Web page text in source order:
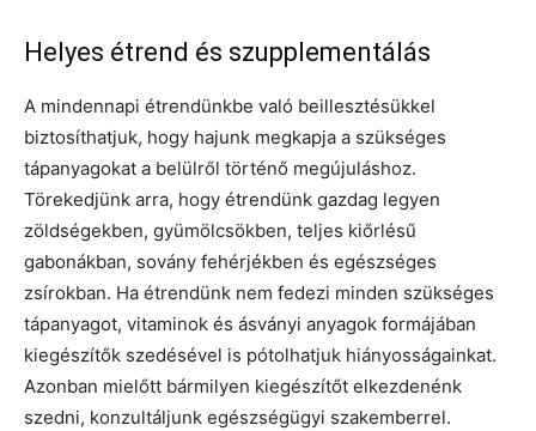
Helyes étrend és szupplementálás
A mindennapi étrendünkbe való beillesztésükkel
biztosíthatjuk, hogy hajunk megkapja a szükséges
tápanyagokat a belülről történő megújuláshoz.
Törekedjünk arra, hogy étrendünk gazdag legyen
zöldségekben, gyümölcsökben, teljes kiőrlésű
gabonákban, sovány fehérjékben és egészséges
zsírokban. Ha étrendünk nem fedezi minden szükséges
tápanyagot, vitaminok és ásványi anyagok formájában
kiegészítők szedésével is pótolhatjuk hiányosságainkat.
Azonban mielőtt bármilyen kiegészítőt elkezdenénk
szedni, konzultáljunk egészségügyi szakemberrel.